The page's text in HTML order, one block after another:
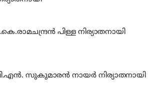
പിള്ള നിര്യാതനായി
സുകുമാരന്‍ നായര്‍ നിര്യാതനായി